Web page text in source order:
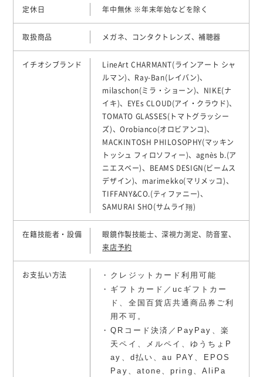
定休日 年中無休 ※年末年始などを除く
取扱商品 メガネ、コンタクトレンズ、補聴器
イチオシブランド
LineArt CHARMANT(ラインアート シャ
ルマン)、Ray-Ban(レイバン)、
milaschon(ミラ・ショーン)、NIKE(ナ
イキ)、EYEs CLOUD(アイ・クラウド)、
TOMATO GLASSES(トマトグラッシー
ズ)、Orobianco(オロビアンコ)、
MACKINTOSH PHILOSOPHY(マッキン
トッシュ フィロソフィー)、agnès b.(ア
ニエスベー)、BEAMS DESIGN(ビームス
デザイン)、marimekko(マリメッコ)、
TIFFANY&CO.(ティファニー)、
SAMURAI SHO(サムライ翔)
在籍技能者・設備
眼鏡作製技能士、深視力測定、防音室、
来店予約
お支払い方法
クレジットカード利用可能
ギフトカード／ucギフトカー
ド、全国百貨店共通商品券ご利
用不可。
QRコード決済／PayPay、楽
天ペイ、メルペイ、ゆうちょP
ay、d払い、au PAY、EPOS
Pay、atone、pring、AliPa